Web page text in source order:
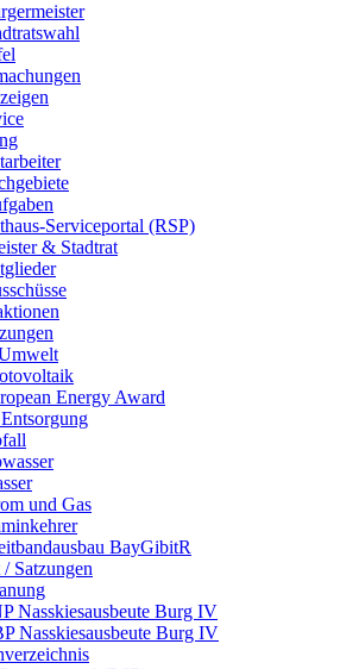
Serviceportal (RSP)
& Stadtrat
Energy Award
und Gas
BayGibitR
Satzungen
Nasskiesausbeute Burg IV
Nasskiesausbeute Burg IV